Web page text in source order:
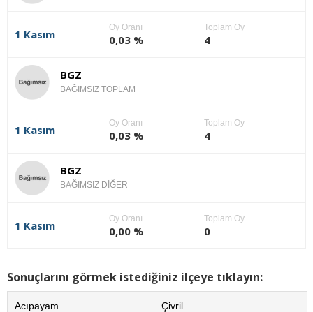
1 Kasım
Oy Oranı
0,03 %
Toplam Oy
4
BGZ
BAĞIMSIZ TOPLAM
1 Kasım
Oy Oranı
0,03 %
Toplam Oy
4
BGZ
BAĞIMSIZ DİĞER
1 Kasım
Oy Oranı
0,00 %
Toplam Oy
0
Sonuçlarını görmek istediğiniz ilçeye tıklayın:
Acıpayam
Çivril